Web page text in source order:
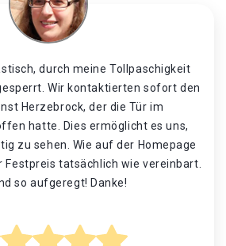
durch meine Tollpaschigkeit
Wir kontaktierten sofort den
Herzebrock, der die Tür im
hatte. Dies ermöglicht es uns,
zu sehen. Wie auf der Homepage
Festpreis tatsächlich wie vereinbart.
so aufgeregt! Danke!